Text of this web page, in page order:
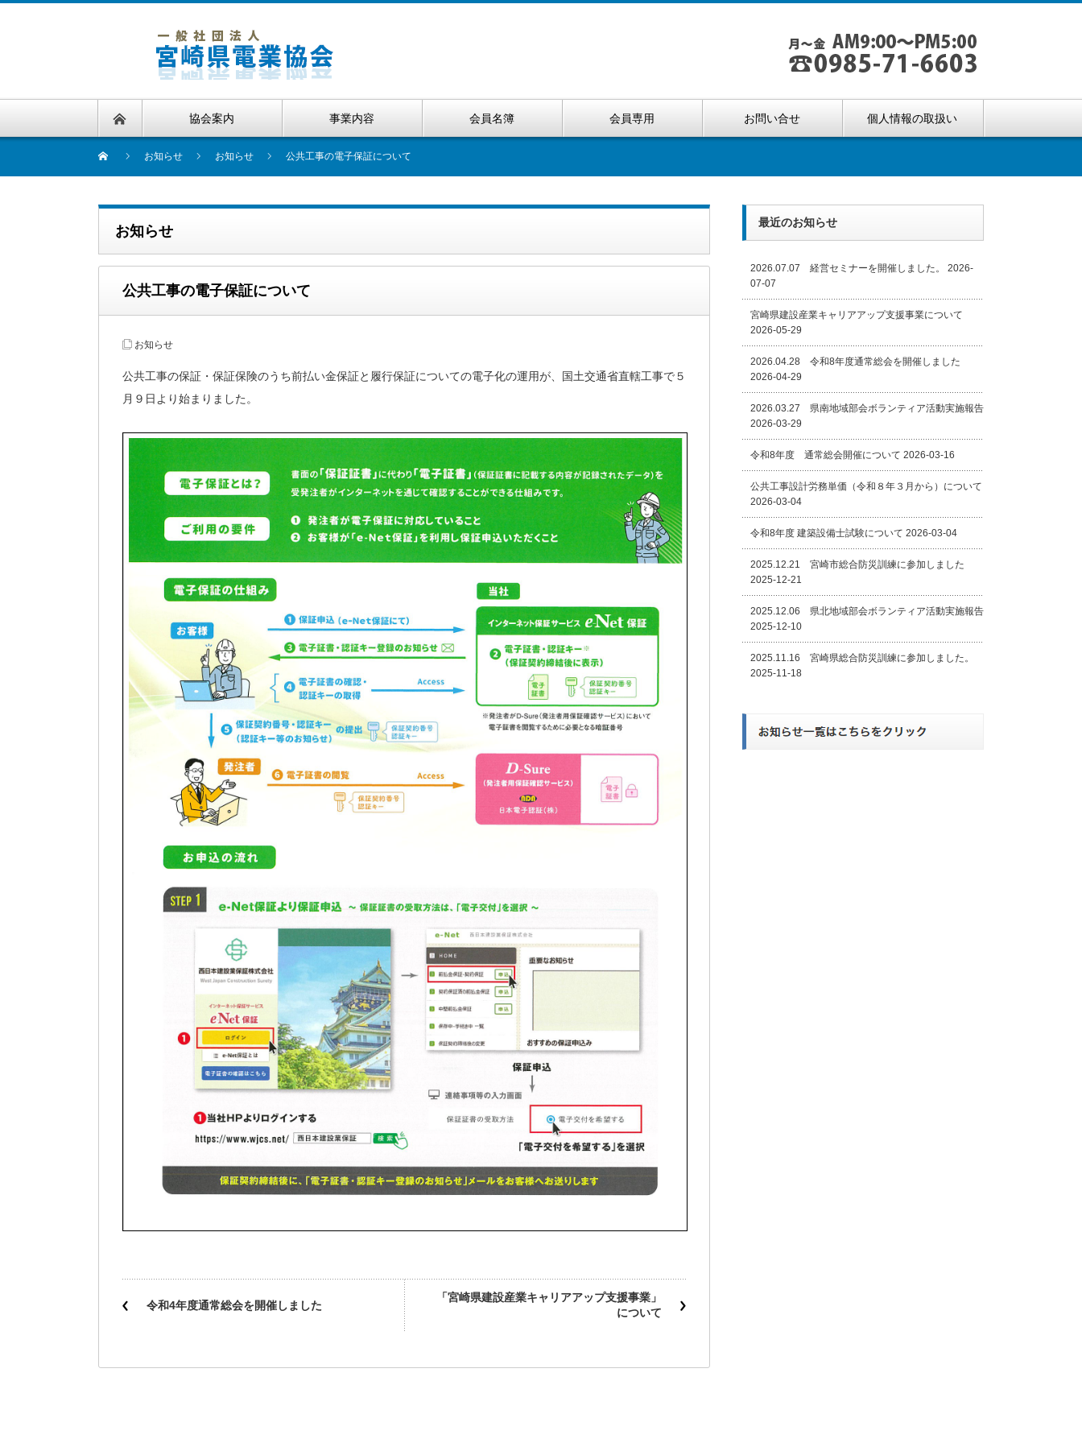
協会案内 事業内容 会員名簿 会員専用 お問い合せ 個人情報の取扱い
お知らせ お知らせ 公共工事の電子保証について
お知らせ
公共工事の電子保証について
お知らせ
公共工事の保証・保証保険のうち前払い金保証と履行保証についての電子化の運用が、国土交通省直轄工事で５
月９日より始まりました。
令和4年度通常総会を開催しました
「宮崎県建設産業キャリアアップ支援事業」
について
最近のお知らせ
2026.07.07 経営セミナーを開催しました。
2026-
07-07
宮崎県建設産業キャリアアップ支援事業について
2026-05-29
2026.04.28 令和8年度通常総会を開催しました
2026-04-29
2026.03.27 県南地域部会ボランティア活動実施報告
2026-03-29
令和8年度 通常総会開催について 2026-03-16
公共工事設計労務単価（令和８年３月から）について
2026-03-04
令和8年度 建築設備士試験について 2026-03-04
2025.12.21 宮崎市総合防災訓練に参加しました
2025-12-21
2025.12.06 県北地域部会ボランティア活動実施報告
2025-12-10
2025.11.16 宮崎県総合防災訓練に参加しました。
2025-11-18